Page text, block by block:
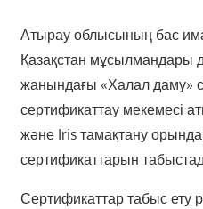
Атырау облысының бас
Қазақстан мұсылмандары
жанындағы «Халал даму»
сертификаттау мекемесі
және Iris тамақтану
сертификаттарын
Сертификаттар табыс ету